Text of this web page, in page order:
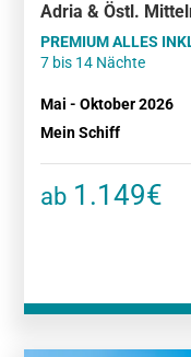
Adria & Östl.
PREMIUM ALLES
7 bis 14 Nächte
Mai - Oktober 2026
Mein Schiff
ab 1.149€